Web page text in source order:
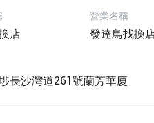
店
營業名稱
發達鳥找換
長沙灣道261號蘭芳華廈